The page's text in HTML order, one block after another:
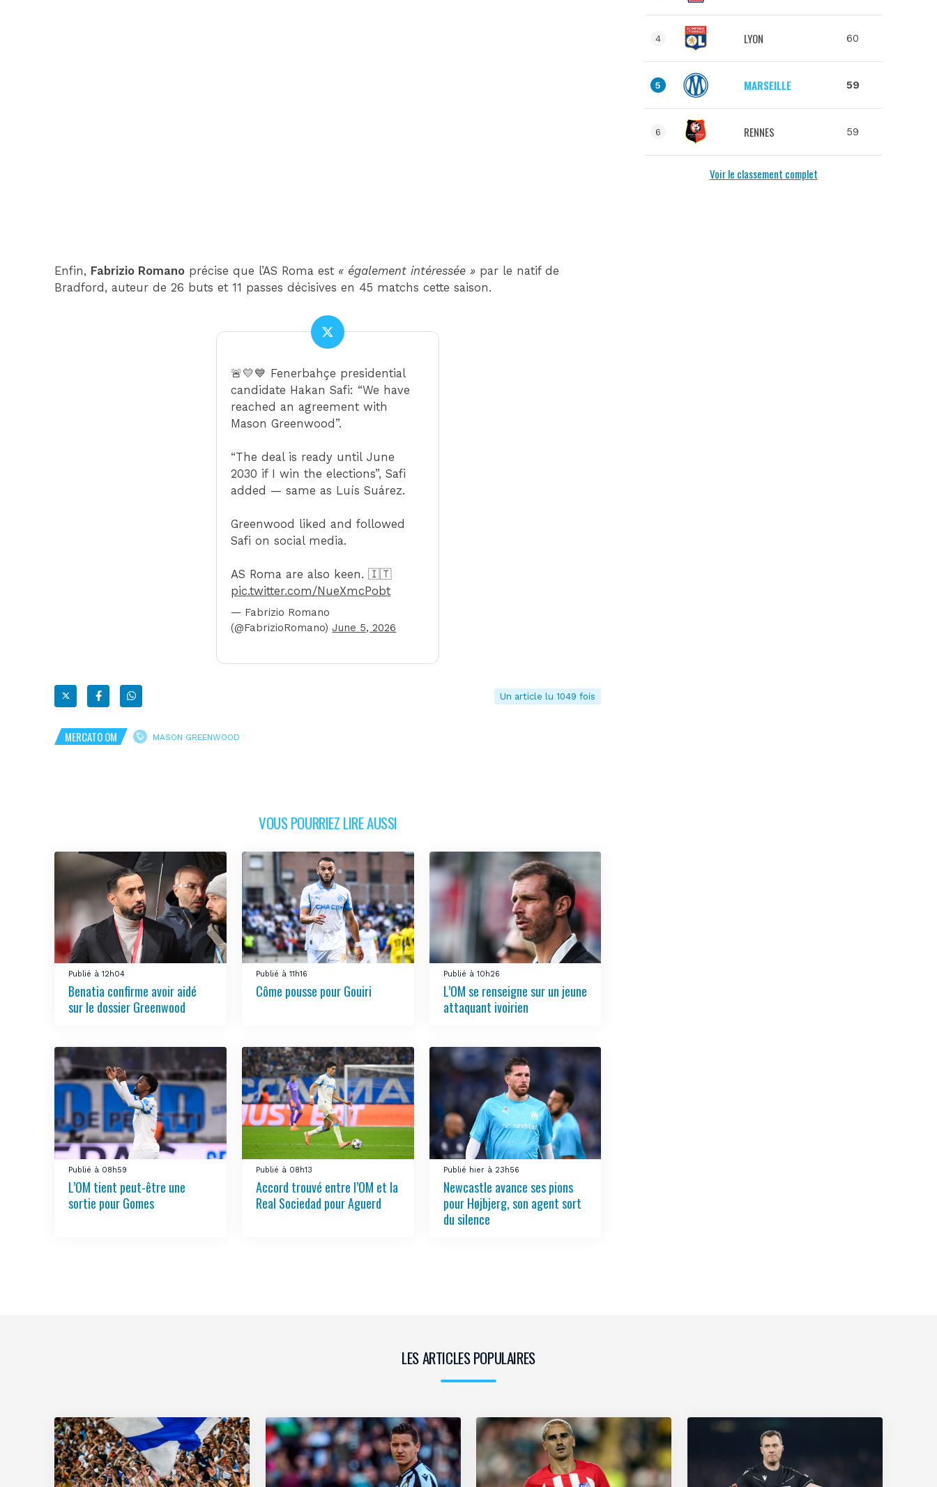
Enfin, Fabrizio Romano précise que l’AS Roma est « également intéressée » par le natif de
Bradford, auteur de 26 buts et 11 passes décisives en 45 matchs cette saison.
🚨💛💙 Fenerbahçe presidential
candidate Hakan Safi: “We have
reached an agreement with
Mason Greenwood”.
“The deal is ready until June
2030 if I win the elections”, Safi
added — same as Luís Suárez.
Greenwood liked and followed
Safi on social media.
AS Roma are also keen. 🇮🇹
pic.twitter.com/NueXmcPobt
— Fabrizio Romano
(@FabrizioRomano)June 5, 2026
Un article lu 1049 fois
MERCATO OM MASON GREENWOOD
VOUS POURRIEZ LIRE AUSSI
Publié à 12h04
Benatia confirme avoir aidé
sur le dossier Greenwood
Publié à 11h16
Côme pousse pour Gouiri
Publié à 10h26
L’OM se renseigne sur un jeune
attaquant ivoirien
Publié à 08h59
L’OM tient peut-être une
sortie pour Gomes
Publié à 08h13
Accord trouvé entre l’OM et la
Real Sociedad pour Aguerd
Publié hier à 23h56
Newcastle avance ses pions
pour Højbjerg, son agent sort
du silence
4 LYON 60
5 MARSEILLE 59
6 RENNES 59
Voir le classement complet
LES ARTICLES POPULAIRES